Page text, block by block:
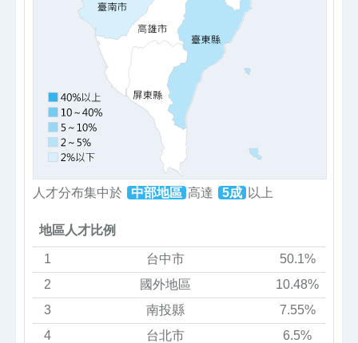
人才分布集中於 中部地區 高達 5成 以上
地區人才比例
1 台中市
50.1%
2
國外地區
10.48%
3
南投縣
7.55%
4
台北市
6.5%